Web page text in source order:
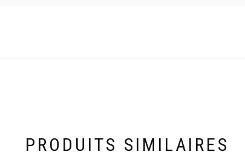
PRODUITS SIMILAIRES